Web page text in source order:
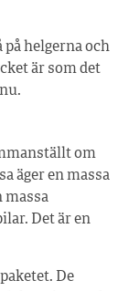
helgerna och
är som det
om
äger en massa
massa
Det är en
De